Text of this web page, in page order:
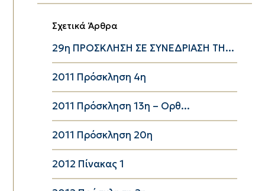
Σχετικά Άρθρα
29η ΠΡΟΣΚΛΗΣΗ ΣΕ ΣΥΝΕΔΡΙΑΣΗ ΤΗ...
2011 Πρόσκληση 4η
2011 Πρόσκληση 13η – Ορθ...
2011 Πρόσκληση 20η
2012 Πίνακας 1